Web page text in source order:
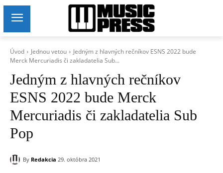
Úvod Jednou vetou
Jedným z hlavných rečníkov ESNS 2022 bude
Merck Mercuriadis či zakladatelia Sub...
Jedným z hlavných rečníkov
ESNS 2022 bude Merck
Mercuriadis či zakladatelia Sub
Pop
By Redakcia 29. októbra 2021